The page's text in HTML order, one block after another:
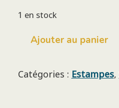
1 en stock
quantité
sur
Ajouter au panier
Catégories : Estampes,